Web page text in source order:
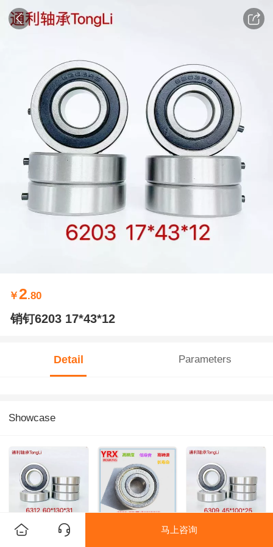
￥2.80
销钉6203 17*43*12
Detail Parameters
Showcase
马上咨询